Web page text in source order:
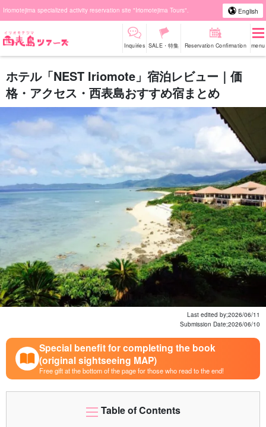
Iriomotejima specialized activity reservation site "Iriomotejima Tours". English
Inquiries SALE・特集 Reservation Confirmation menu
ホテル「NEST Iriomote」宿泊レビュー｜価
格・アクセス・西表島おすすめ宿まとめ
Last edited by;2026/06/11
Submission Date;2026/06/10
Special benefit for completing the book
(original sightseeing MAP)
Free gift at the bottom of the page for those who read to the end!
Table of Contents